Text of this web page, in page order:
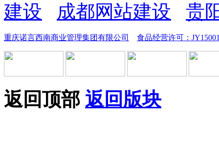
建设
成都网站建设 贵
重庆诺言西南商业管理集团有限公司 食品经营许可：
返回顶部 返回版块